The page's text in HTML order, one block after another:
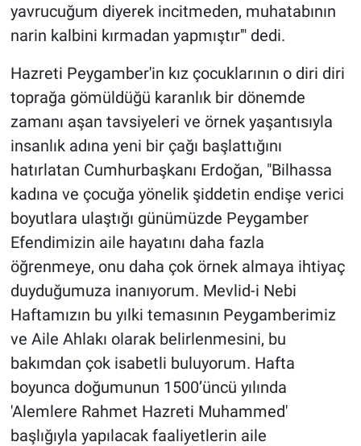
yavrucuğum diyerek incitmeden, muhatabının
narin kalbini kırmadan yapmıştır'" dedi.
Hazreti Peygamber'in kız çocuklarının o diri diri
toprağa gömüldüğü karanlık bir dönemde
zamanı aşan tavsiyeleri ve örnek yaşantısıyla
insanlık adına yeni bir çağı başlattığını
hatırlatan Cumhurbaşkanı Erdoğan, "Bilhassa
kadına ve çocuğa yönelik şiddetin endişe verici
boyutlara ulaştığı günümüzde Peygamber
Efendimizin aile hayatını daha fazla
öğrenmeye, onu daha çok örnek almaya ihtiyaç
duyduğumuza inanıyorum. Mevlid-i Nebi
Haftamızın bu yılki temasının Peygamberimiz
ve Aile Ahlakı olarak belirlenmesini, bu
bakımdan çok isabetli buluyorum. Hafta
boyunca doğumunun 1500’üncü yılında
'Alemlere Rahmet Hazreti Muhammed'
başlığıyla yapılacak faaliyetlerin aile